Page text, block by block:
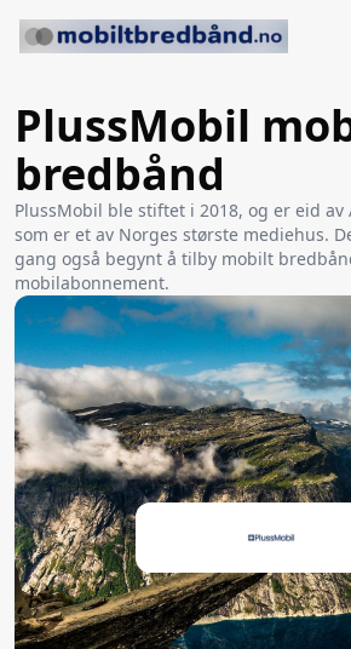
PlussMobil
bredbånd
PlussMobil ble stiftet i 2018, og er eid av
som er et av Norges største mediehus.
gang også begynt å tilby mobilt
mobilabonnement.